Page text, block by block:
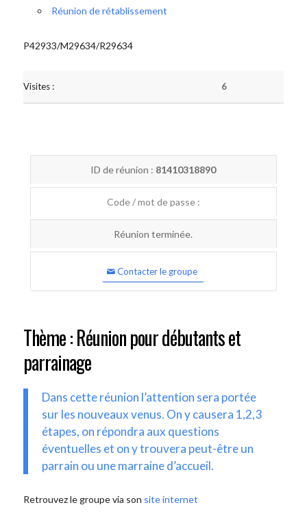
Réunion de rétablissement
P42933/M29634/R29634
Visites : 6
ID de réunion : 81410318890
Code / mot de passe :
Réunion terminée.
Contacter le groupe
Thème : Réunion pour débutants et
parrainage
Dans cette réunion l’attention sera portée
sur les nouveaux venus. On y causera 1,2,3
étapes, on répondra aux questions
éventuelles et on y trouvera peut-être un
parrain ou une marraine d’accueil.
Retrouvez le groupe via son site internet